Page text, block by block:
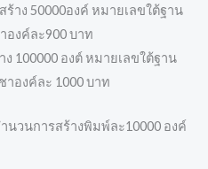
าง 50000องค์ หมายเลขใต้ฐาน
องค์ละ900 บาท
100000 องต์ หมายเลขใต้ฐาน
าองค์ละ 1000 บาท
วนการสร้างพิมพ์ละ10000 องค์